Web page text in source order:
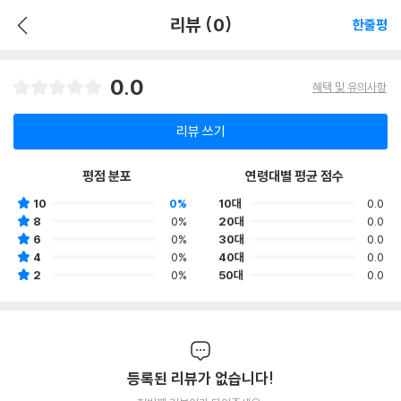
리뷰 (0) 한줄평
0.0 혜택 및 유의사항
리뷰 쓰기
평점 분포
10
0%
8
0%
6
0%
4
0%
2
0%
연령대별 평균 점수
10대
0.0
20대
0.0
30대
0.0
40대
0.0
50대
0.0
등록된 리뷰가 없습니다!